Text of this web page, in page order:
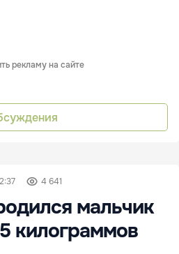
рекламу на сайте
4 641
мальчик
килограммов